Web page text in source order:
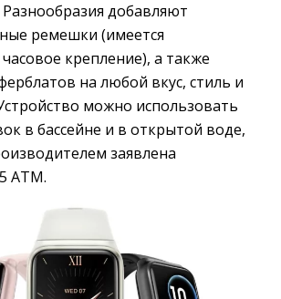
добавляют
ремешки (имеется
часовое крепление), а также
на любой вкус, стиль и
можно использовать
в бассейне и в открытой воде,
заявлена
ATM.